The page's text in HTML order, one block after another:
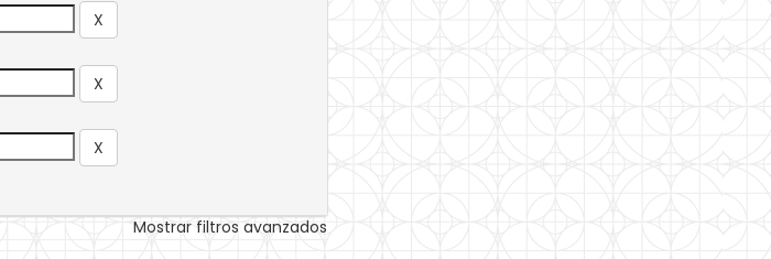
Mostrar filtros avanzados